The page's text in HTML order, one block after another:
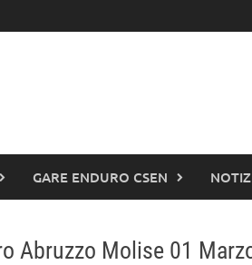
GARE ENDURO CSEN
Abruzzo Molise 01